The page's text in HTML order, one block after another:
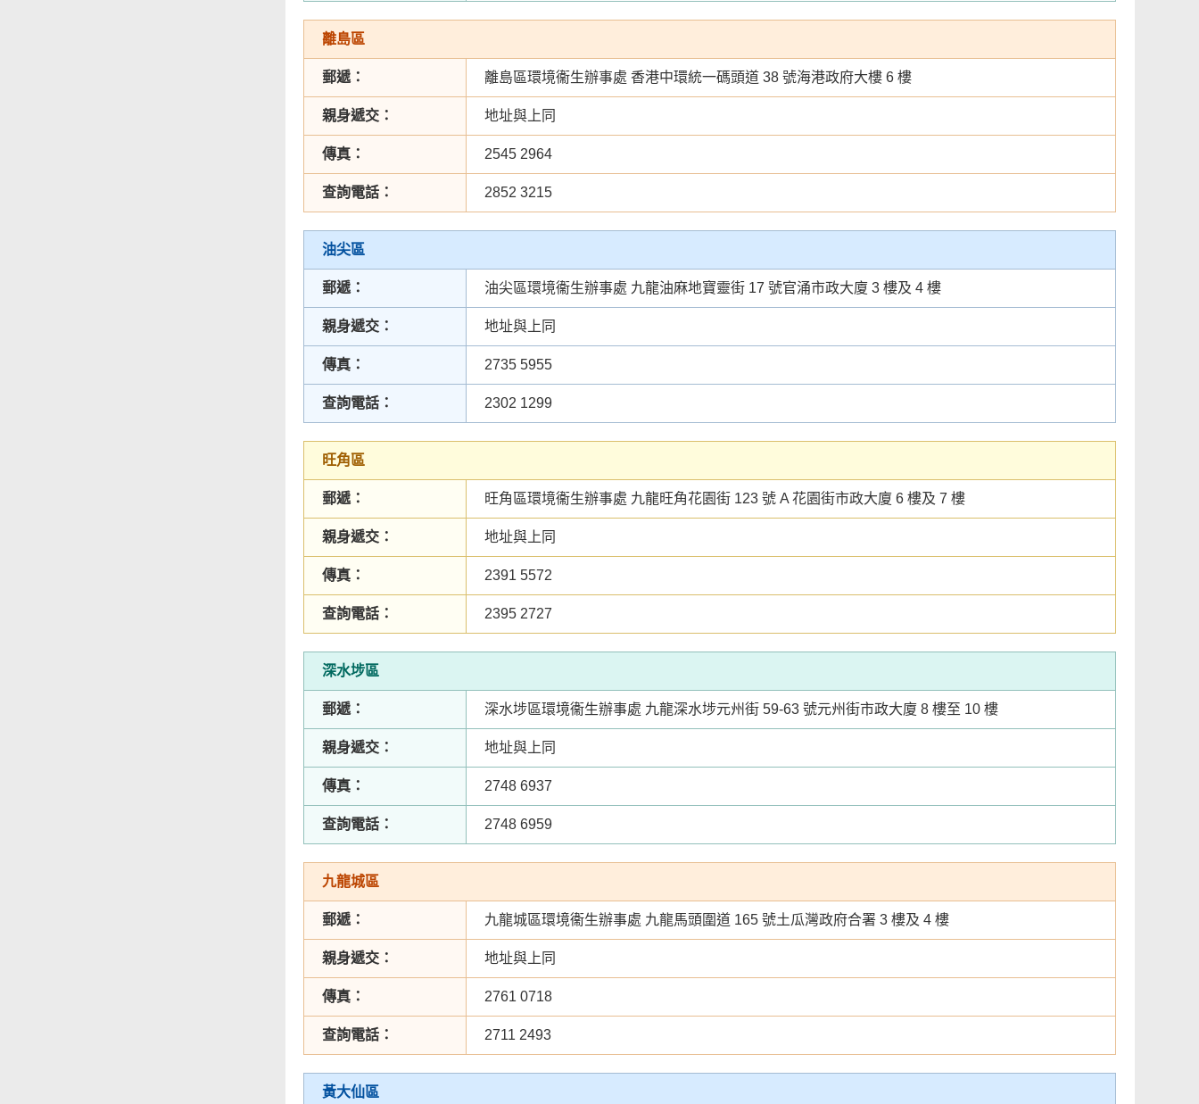
離島區
郵遞： 離島區環境衞生辦事處 香港中環統一碼頭道 38 號海港政府大樓 6 樓
親身遞交： 地址與上同
傳真： 2545 2964
查詢電話： 2852 3215
油尖區
郵遞： 油尖區環境衞生辦事處 九龍油麻地寶靈街 17 號官涌市政大廈 3 樓及 4 樓
親身遞交： 地址與上同
傳真： 2735 5955
查詢電話： 2302 1299
旺角區
郵遞： 旺角區環境衞生辦事處 九龍旺角花園街 123 號 A 花園街市政大廈 6 樓及 7 樓
親身遞交： 地址與上同
傳真： 2391 5572
查詢電話： 2395 2727
深水埗區
郵遞： 深水埗區環境衞生辦事處 九龍深水埗元州街 59-63 號元州街市政大廈 8 樓至 10 樓
親身遞交： 地址與上同
傳真： 2748 6937
查詢電話： 2748 6959
九龍城區
郵遞： 九龍城區環境衞生辦事處 九龍馬頭圍道 165 號土瓜灣政府合署 3 樓及 4 樓
親身遞交： 地址與上同
傳真： 2761 0718
查詢電話： 2711 2493
黃大仙區